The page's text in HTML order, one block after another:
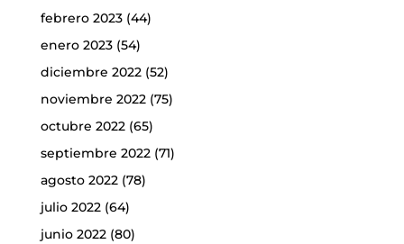
febrero 2023(44)
enero 2023(54)
diciembre 2022(52)
noviembre 2022(75)
octubre 2022(65)
septiembre 2022(71)
agosto 2022(78)
julio 2022(64)
junio 2022(80)